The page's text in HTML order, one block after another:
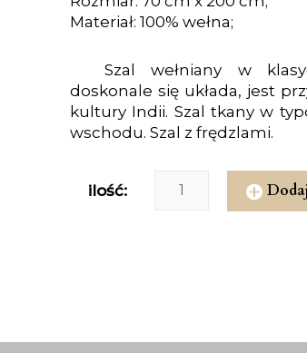
Materiał: 100% wełna;
Szal wełniany w
doskonale się układa, jest
kultury Indii. Szal tkany w
wschodu. Szal z frędzlami.
ilość: